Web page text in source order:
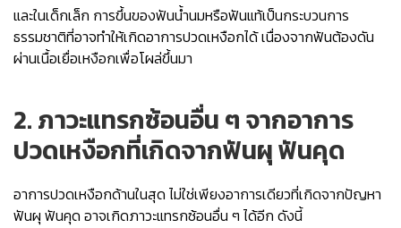
และในเด็กเล็ก การขึ้นของฟันน้ำนมหรือฟันแท้เป็นกระบวนการ
ธรรมชาติที่อาจทำให้เกิดอาการปวดเหงือกได้ เนื่องจากฟันต้องดัน
ผ่านเนื้อเยื่อเหงือกเพื่อโผล่ขึ้นมา
2. ภาวะแทรกซ้อนอื่น ๆ จากอาการ
ปวดเหงือกที่เกิดจากฟันผุ ฟันคุด
อาการปวดเหงือกด้านในสุด ไม่ใช่เพียงอาการเดียวที่เกิดจากปัญหา
ฟันผุ ฟันคุด อาจเกิดภาวะแทรกซ้อนอื่น ๆ ได้อีก ดังนี้